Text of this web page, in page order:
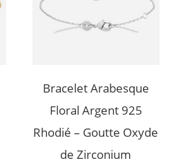
Bracelet Arabesque
Floral Argent 925
Rhodié – Goutte Oxyde
de Zirconium